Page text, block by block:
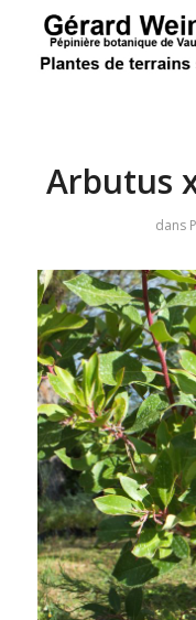
Arbutus
dans